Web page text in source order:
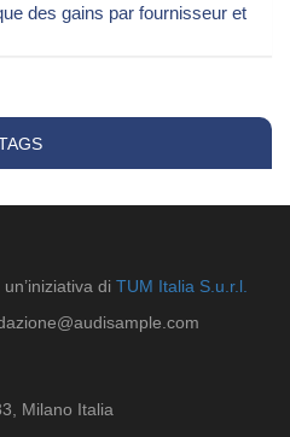
des gains par fournisseur et
un’iniziativa di TUM Italia S.u.r.l.
Milano Italia